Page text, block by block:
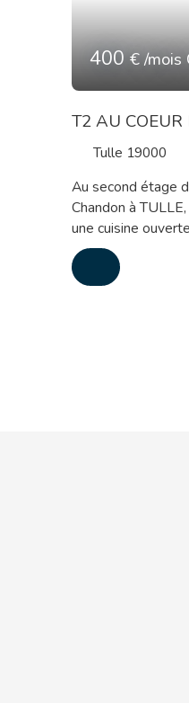
400€ /mois
T2 AU COEUR
Tulle 19000
Au second étage
Chandon à
une cuisine
chambre avec
wc. Disponible
Loyer : 390 euros